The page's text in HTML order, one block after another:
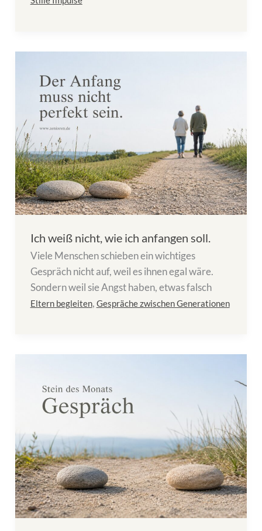
Ich weiß nicht, wie ich anfangen soll.
Viele Menschen schieben ein wichtiges
Gespräch nicht auf, weil es ihnen egal wäre.
Sondern weil sie Angst haben, etwas falsch
Eltern begleiten, Gespräche zwischen Generationen